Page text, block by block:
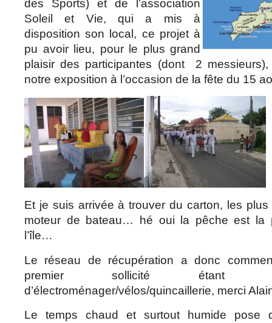
des Sports) et de l’association
Soleil et Vie, qui a mis à
disposition son local, ce projet à
pu avoir lieu, pour le plus grand
plaisir des participantes (dont 2
notre exposition à l’occasion de la fête du 15
Et je suis arrivée à trouver du carton, les
moteur de bateau… hé oui la pêche est la
l’île…
Le réseau de récupération a donc
premier sollicité étant
d’électroménager/vélos/quincaillerie, merci
Le temps chaud et surtout humide pose